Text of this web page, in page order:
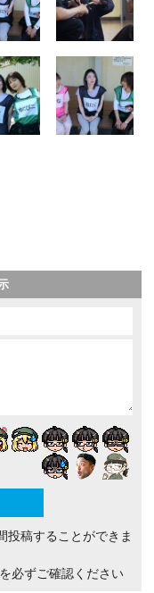
稿することができま
を必ずご確認ください